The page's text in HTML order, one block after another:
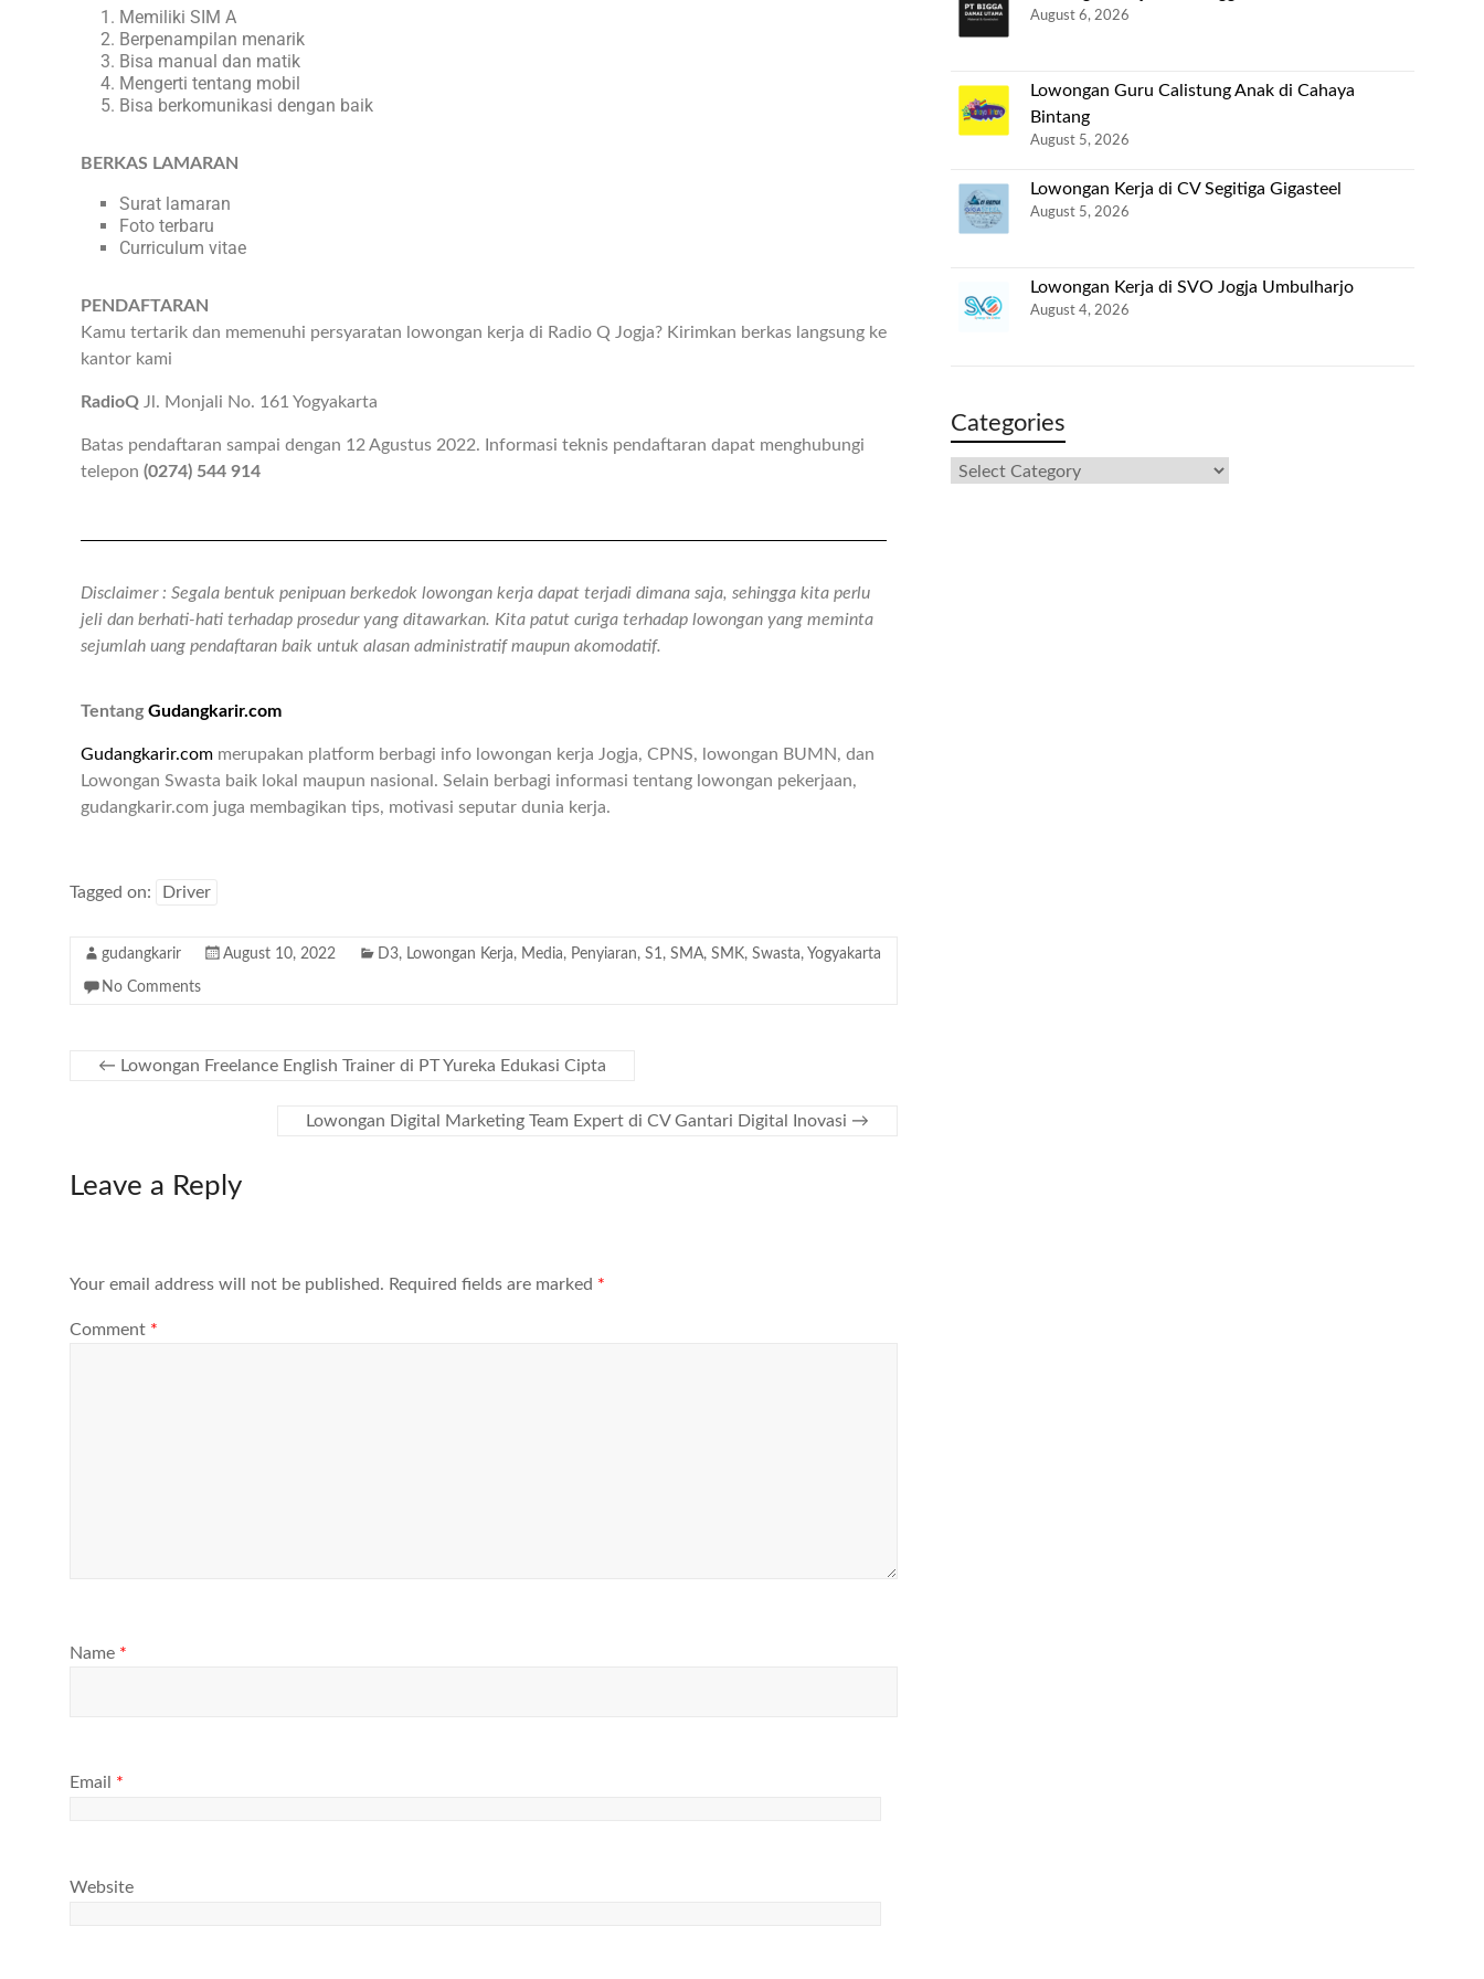
Memiliki SIM A
Berpenampilan menarik
Bisa manual dan matik
Mengerti tentang mobil
Bisa berkomunikasi dengan baik
BERKAS LAMARAN
Surat lamaran
Foto terbaru
Curriculum vitae
PENDAFTARAN
Kamu tertarik dan memenuhi persyaratan lowongan kerja di Radio Q Jogja? Kirimkan berkas langsung ke
kantor kami
RadioQ Jl. Monjali No. 161 Yogyakarta
Batas pendaftaran sampai dengan 12 Agustus 2022. Informasi teknis pendaftaran dapat menghubungi
telepon (0274) 544 914
Disclaimer : Segala bentuk penipuan berkedok lowongan kerja dapat terjadi dimana saja, sehingga kita perlu
jeli dan berhati-hati terhadap prosedur yang ditawarkan. Kita patut curiga terhadap lowongan yang meminta
sejumlah uang pendaftaran baik untuk alasan administratif maupun akomodatif.
Tentang Gudangkarir.com
Gudangkarir.com merupakan platform berbagi info lowongan kerja Jogja, CPNS, lowongan BUMN, dan
Lowongan Swasta baik lokal maupun nasional. Selain berbagi informasi tentang lowongan pekerjaan,
gudangkarir.com juga membagikan tips, motivasi seputar dunia kerja.
Tagged on: Driver
gudangkarir August 10, 2022 D3, Lowongan Kerja, Media, Penyiaran, S1, SMA, SMK, Swasta, Yogyakarta
No Comments
← Lowongan Freelance English Trainer di PT Yureka Edukasi Cipta
Lowongan Digital Marketing Team Expert di CV Gantari Digital Inovasi →
Leave a Reply
Your email address will not be published. Required fields are marked *
Comment *
Name *
Email *
Website
August 6, 2026
Lowongan Guru Calistung Anak di Cahaya
Bintang
August 5, 2026
Lowongan Kerja di CV Segitiga Gigasteel
August 5, 2026
Lowongan Kerja di SVO Jogja Umbulharjo
August 4, 2026
Categories